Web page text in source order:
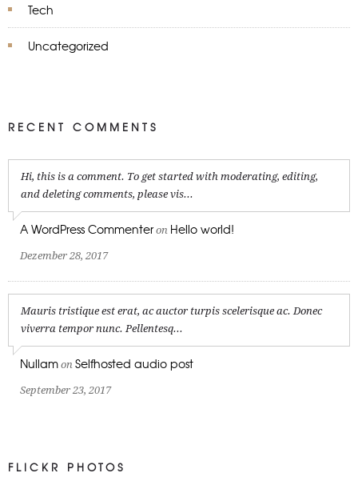
Tech
Uncategorized
RECENT COMMENTS
Hi, this is a comment. To get started with moderating, editing,
and deleting comments, please vis...
A WordPress Commenter on Hello world!
Dezember 28, 2017
Mauris tristique est erat, ac auctor turpis scelerisque ac. Donec
viverra tempor nunc. Pellentesq...
Nullam on Selfhosted audio post
September 23, 2017
FLICKR PHOTOS